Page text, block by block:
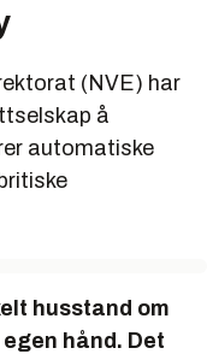
(NVE) har
å
automatiske
husstand om
hånd. Det